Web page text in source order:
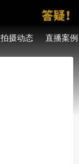
拍摄动态 直播案例